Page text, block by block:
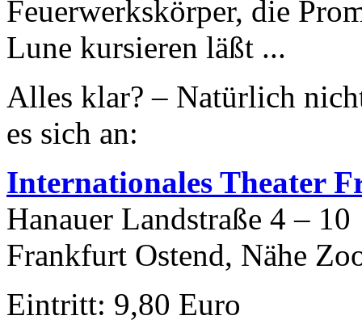
Feuerwerkskörper, die
Lune kursieren läßt ...
Alles klar? – Natürlich
es sich an:
Internationales Theater
Hanauer Landstraße 4 – 10
Frankfurt Ostend, Nähe
Eintritt: 9,80 Euro